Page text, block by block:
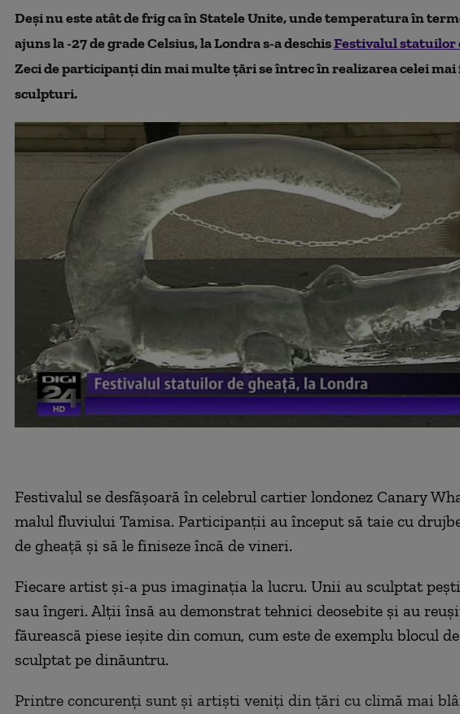
Deşi nu este atât de frig ca în Statele Unite, unde temperatura în
ajuns la -27 de grade Celsius, la Londra s-a deschisFestivalul statuilor
Zeci de participanţi din mai multe ţări se întrec în realizarea celei mai
sculpturi.
Festivalul se desfăşoară în celebrul cartier londonez Canary
malul fluviului Tamisa. Participanţii au început să taie cu
de gheaţă şi să le finiseze încă de vineri.
Fiecare artist şi-a pus imaginaţia la lucru. Unii au sculptat
sau îngeri. Alţii însă au demonstrat tehnici deosebite şi au
făurească piese ieşite din comun, cum este de exemplu blocul
sculptat pe dinăuntru.
Printre concurenţi sunt şi artişti veniţi din ţări cu climă mai